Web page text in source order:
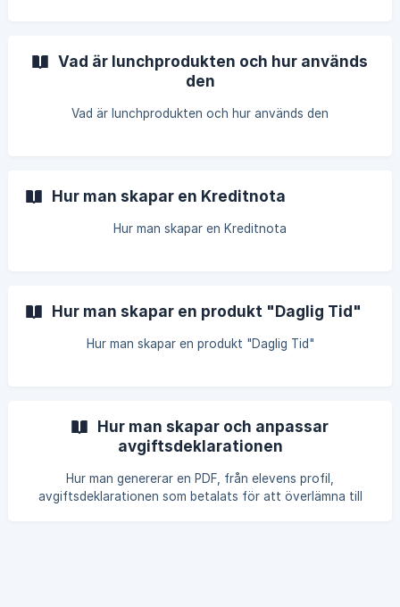
Vad är lunchprodukten och hur används
den
Vad är lunchprodukten och hur används den
Hur man skapar en Kreditnota
Hur man skapar en Kreditnota
Hur man skapar en produkt "Daglig Tid"
Hur man skapar en produkt "Daglig Tid"
Hur man skapar och anpassar
avgiftsdeklarationen
Hur man genererar en PDF, från elevens profil,
avgiftsdeklarationen som betalats för att överlämna till